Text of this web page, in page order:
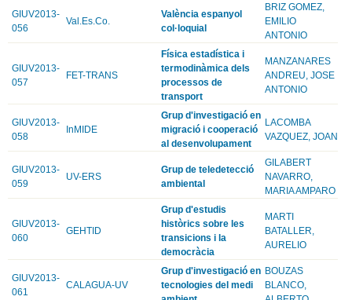
GIUV2013-
056
Val.Es.Co.
València espanyol
col·loquial
BRIZ GOMEZ,
EMILIO
ANTONIO
GIUV2013-
057
FET-TRANS
Física estadística i
termodinàmica dels
processos de
transport
MANZANARES
ANDREU, JOSE
ANTONIO
GIUV2013-
058
InMIDE
Grup d'investigació en
migració i cooperació
al desenvolupament
LACOMBA
VAZQUEZ, JOAN
GIUV2013-
059
UV-ERS
Grup de teledetecció
ambiental
GILABERT
NAVARRO,
MARIA AMPARO
GIUV2013-
060
GEHTID
Grup d'estudis
històrics sobre les
transicions i la
democràcia
MARTI
BATALLER,
AURELIO
GIUV2013-
061
CALAGUA-UV
Grup d'investigació en
tecnologies del medi
BOUZAS
BLANCO,